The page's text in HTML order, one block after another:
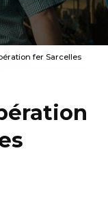
fer Sarcelles